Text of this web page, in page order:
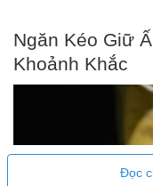
Ngăn Kéo Giữ
Khoảnh Khắc
Đọc